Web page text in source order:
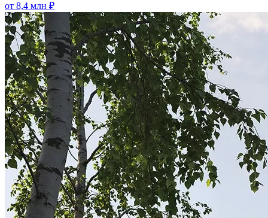
от 8,4 млн ₽